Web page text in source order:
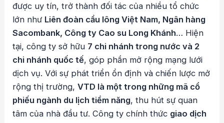
được uy tín, trở thành đối tác của nhiều tổ chức
lớn như Liên đoàn cầu lông Việt Nam, Ngân hàng
Sacombank, Công ty Cao su Long Khánh… Hiện
tại, công ty sở hữu 7 chi nhánh trong nước và 2
chi nhánh quốc tế, góp phần mở rộng mạng lưới
dịch vụ. Với sự phát triển ổn định và chiến lược mở
rộng thị trường,VTD là một trong những mã cổ
phiếu ngành du lịch tiềm năng, thu hút sự quan
tâm của nhà đầu tư. Công ty chính thức giao dịch